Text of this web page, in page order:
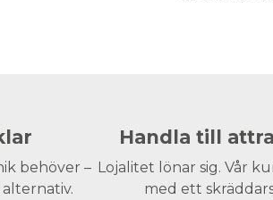
behöver –
Handla till
Lojalitet lönar sig. Vår
med ett